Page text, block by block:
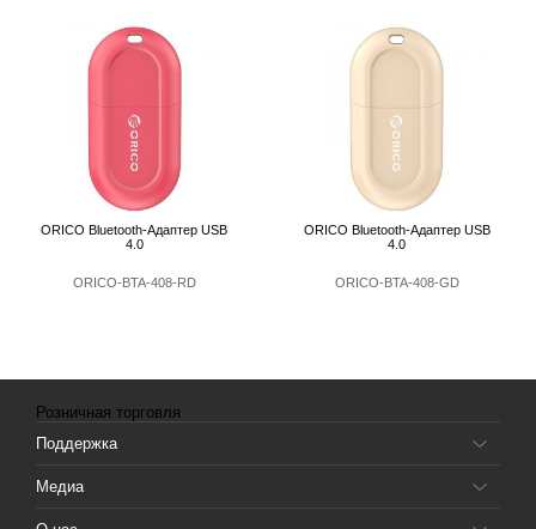
ORICO Bluetooth-Адаптер USB
4.0
ORICO-BTA-408-RD
ORICO Bluetooth-Адаптер USB
4.0
ORICO-BTA-408-GD
Розничная торговля
Поддержка
Медиа